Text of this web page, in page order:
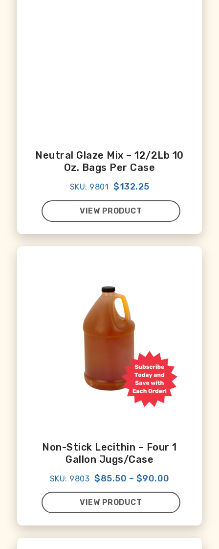
Neutral Glaze Mix – 12/2Lb 10
Oz. Bags Per Case
SKU: 9801 $132.25
VIEW PRODUCT
Non-Stick Lecithin – Four 1
Gallon Jugs/case
SKU: 9803 $85.50 – $90.00
VIEW PRODUCT